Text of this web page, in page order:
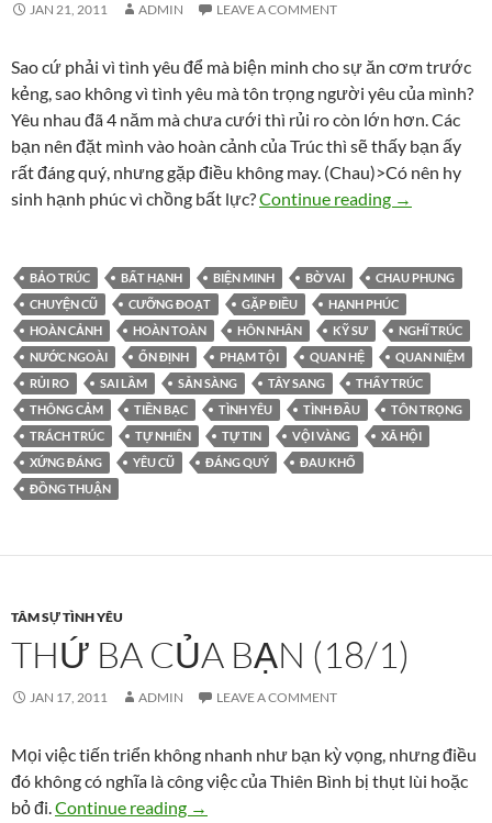
JAN 21, 2011 ADMIN LEAVE A COMMENT
Sao cứ phải vì tình yêu để mà biện minh cho sự ăn cơm trước
kẻng, sao không vì tình yêu mà tôn trọng người yêu của mình?
Yêu nhau đã 4 năm mà chưa cưới thì rủi ro còn lớn hơn. Các
bạn nên đặt mình vào hoàn cảnh của Trúc thì sẽ thấy bạn ấy
rất đáng quý, nhưng gặp điều không may. (Chau)>Có nên hy
sinh hạnh phúc vì chồng bất lực?Continue reading Trúc không
→
BẢO TRÚC BẤT HẠNH BIỆN MINH BỜ VAI
CHAU PHUNG
CHUYỆN CŨ
CƯỠNG ĐOẠT GẶP ĐIỀU
HẠNH PHÚC
HOÀN CẢNH
HOÀN TOÀN HÔN NHÂN KỸ SƯ
NGHĨ TRÚC
NƯỚC NGOÀI
ỔN ĐỊNH PHẠM TỘI QUAN HỆ
QUAN NIỆM
RỦI RO
SAI LẦM SẴN SÀNG TÂY SANG
THẤY TRÚC
THÔNG CẢM
TIỀN BẠC TÌNH YÊU TÌNH ĐẦU
TÔN TRỌNG
TRÁCH TRÚC
TỰ NHIÊN TỰ TIN VỘI VÀNG
XÃ HỘI
XỨNG ĐÁNG
YÊU CŨ ĐÁNG QUÝ
ĐAU KHỔ
ĐỒNG THUẬN
TÂM SỰ TÌNH YÊU
THỨ BA CỦA BẠN (18/1)
JAN 17, 2011 ADMIN LEAVE A COMMENT
Mọi việc tiến triển không nhanh như bạn kỳ vọng, nhưng điều
đó không có nghĩa là công việc của Thiên Bình bị thụt lùi hoặc
bỏ đi.Continue reading Thứ ba của bạn (18/1)
→